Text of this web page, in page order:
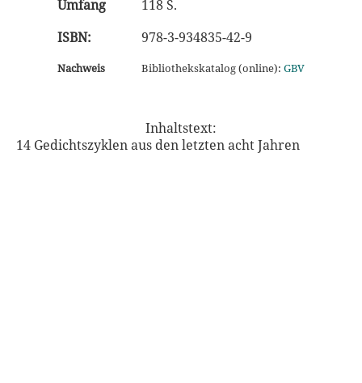
Umfang
118 S.
ISBN:
978-3-934835-42-9
Nachweis Bibliothekskatalog (online): GBV
Inhaltstext:
14 Gedichtszyklen aus den letzten acht Jahren